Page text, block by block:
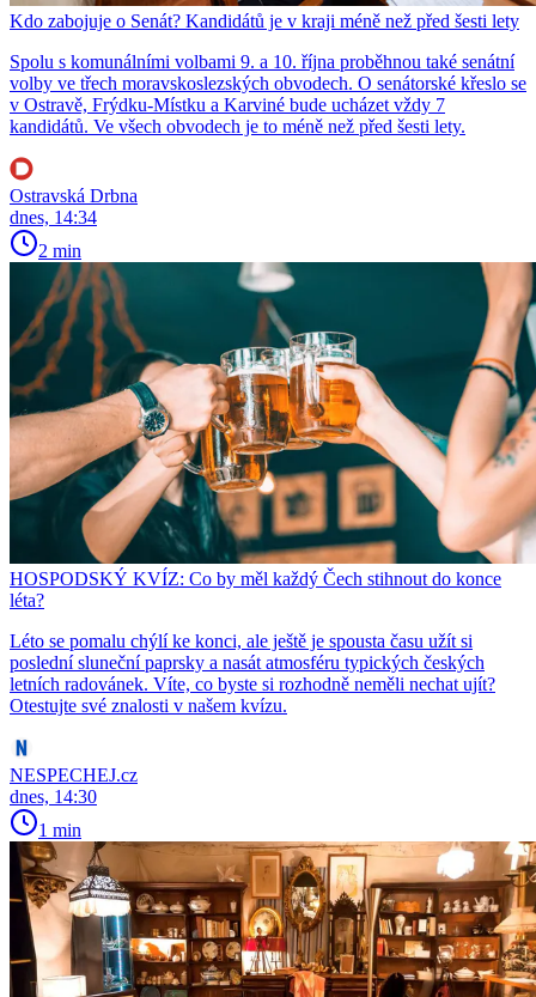
Kdo zabojuje o Senát? Kandidátů je v kraji méně než před šesti lety
Spolu s komunálními volbami 9. a 10. října proběhnou také senátní
volby ve třech moravskoslezských obvodech. O senátorské křeslo se
v Ostravě, Frýdku-Místku a Karviné bude ucházet vždy 7
kandidátů. Ve všech obvodech je to méně než před šesti lety.
Ostravská Drbna
dnes, 14:34
2 min
HOSPODSKÝ KVÍZ: Co by měl každý Čech stihnout do konce
léta?
Léto se pomalu chýlí ke konci, ale ještě je spousta času užít si
poslední sluneční paprsky a nasát atmosféru typických českých
letních radovánek. Víte, co byste si rozhodně neměli nechat ujít?
Otestujte své znalosti v našem kvízu.
NESPECHEJ.cz
dnes, 14:30
1 min